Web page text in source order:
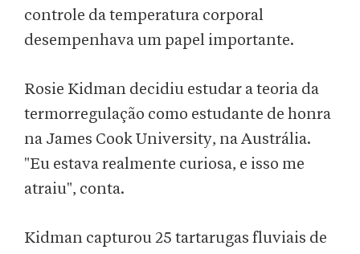
controle da temperatura corporal
desempenhava um papel importante.
Rosie Kidman decidiu estudar a teoria da
termorregulação como estudante de honra
na James Cook University, na Austrália.
"Eu estava realmente curiosa, e isso me
atraiu", conta.
Kidman capturou 25 tartarugas fluviais de